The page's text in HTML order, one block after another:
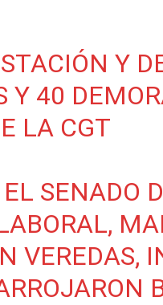
Y
Y 40
LA CGT
SENADO
VEREDAS,